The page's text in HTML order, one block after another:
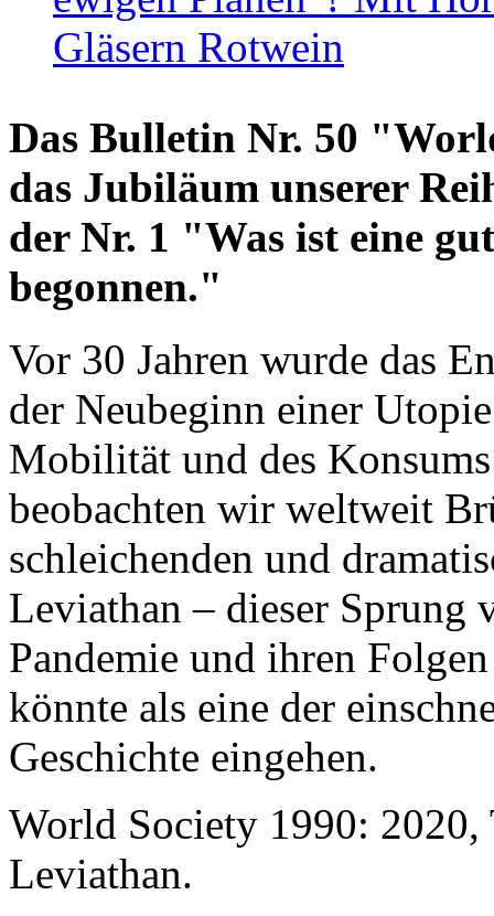
Gläsern Rotwein
Das Bulletin Nr. 50
das Jubiläum unserer
der Nr. 1 "Was ist eine
begonnen."
Vor 30 Jahren wurde das
der Neubeginn einer
Mobilität und des
beobachten wir weltweit
schleichenden und
Leviathan – dieser Sprung
Pandemie und ihren
könnte als eine der
Geschichte eingehen.
World Society 1990: 2020,
Leviathan.